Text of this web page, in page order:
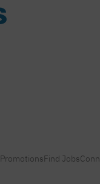
PromotionsFind Jobs